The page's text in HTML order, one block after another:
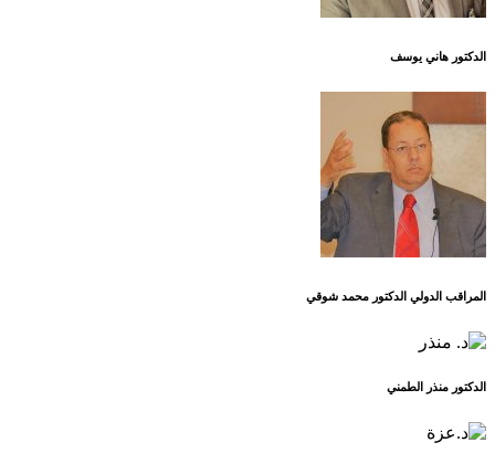
الدكتور هاني يوسف
المراقب الدولي الدكتور محمد شوقي
الدكتور منذر الطمني